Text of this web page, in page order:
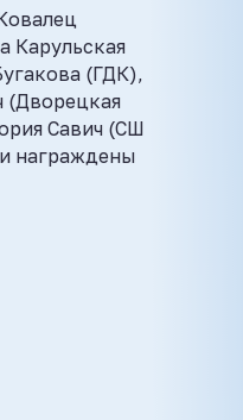
Карульская
(ГДК),
(Дворецкая
Савич (СШ
награждены